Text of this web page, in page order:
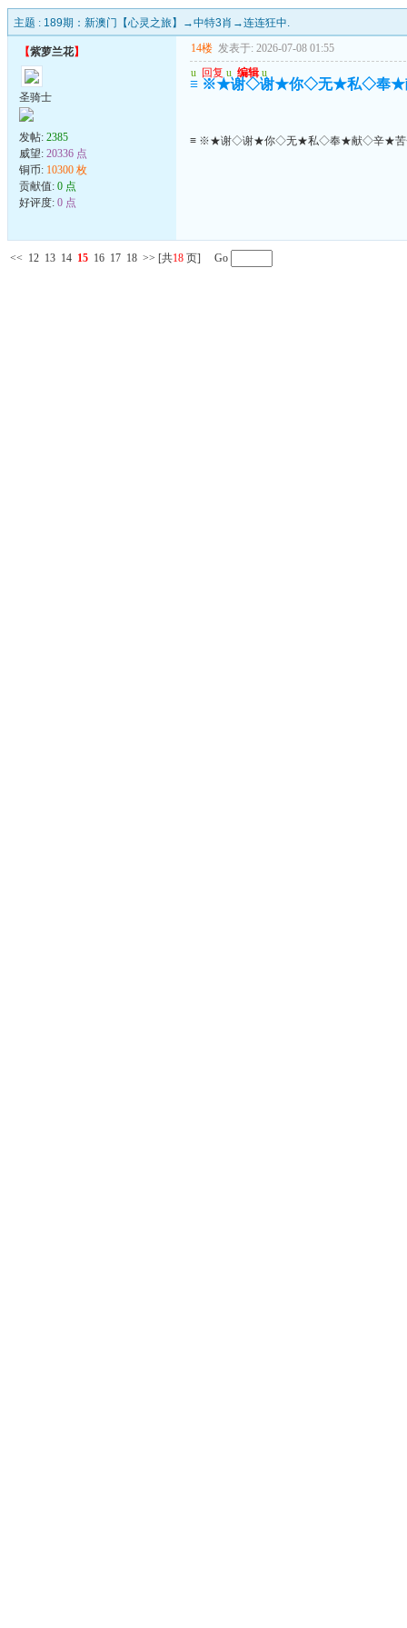
主题 : 189期：新澳门【心灵之旅】→中特3肖→连连狂中.
【紫萝兰花】
圣骑士
发帖: 2385
威望: 20336 点
铜币: 10300 枚
贡献值: 0 点
好评度: 0 点
14楼 发表于: 2026-07-08 01:55
u 回复 u 编辑 u
≡ ※★谢◇谢★你◇无★私◇奉
≡ ※★谢◇谢★你◇无★私◇奉★献◇辛★
<< 12 13 14 15 16 17 18 >> [共18 页] Go